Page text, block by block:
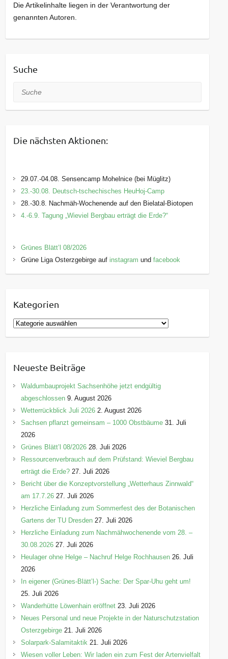
Die Artikelinhalte liegen in der Verantwortung der
genannten Autoren.
Suche
Suche
Die nächsten Aktionen:
29.07.-04.08. Sensencamp Mohelnice (bei Müglitz)
23.-30.08. Deutsch-tschechisches HeuHoj-Camp
28.-30.8. Nachmäh-Wochenende auf den Bielatal-Biotopen
4.-6.9. Tagung „Wieviel Bergbau erträgt die Erde?“
Grünes Blätt’l 08/2026
Grüne Liga Osterzgebirge auf instagram undfacebook
Kategorien
K
a
g
o
i
e
Neueste Beiträge
Waldumbauprojekt Sachsenhöhe jetzt endgültig
abgeschlossen 9. August 2026
Wetterrückblick Juli 2026 2. August 2026
Sachsen pflanzt gemeinsam – 1000 Obstbäume 31. Juli
2026
Grünes Blätt’l 08/2026 28. Juli 2026
Ressourcenverbrauch auf dem Prüfstand: Wieviel Bergbau
erträgt die Erde? 27. Juli 2026
Bericht über die Konzeptvorstellung „Wetterhaus Zinnwald“
am 17.7.26 27. Juli 2026
Herzliche Einladung zum Sommerfest des der Botanischen
Gartens der TU Dresden 27. Juli 2026
Herzliche Einladung zum Nachmähwochenende vom 28. –
30.08.2026 27. Juli 2026
Heulager ohne Helge – Nachruf Helge Rochhausen 26. Juli
2026
In eigener (Grünes-Blätt’l-) Sache: Der Spar-Uhu geht um!
25. Juli 2026
Wanderhütte Löwenhain eröffnet 23. Juli 2026
Neues Personal und neue Projekte in der Naturschutzstation
Osterzgebirge 21. Juli 2026
Solarpark-Salamitaktik 21. Juli 2026
Wiesen voller Leben: Wir laden ein zum Fest der Artenvielfalt